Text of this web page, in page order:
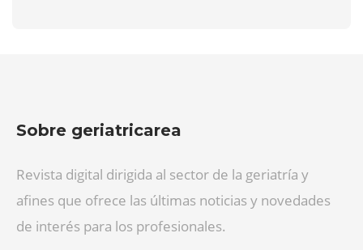
Sobre geriatricarea
Revista digital dirigida al sector de la geriatría y
afines que ofrece las últimas noticias y novedades
de interés para los profesionales.